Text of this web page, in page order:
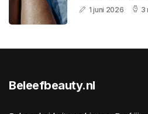
1 juni 2026 3
Beleefbeauty.nl